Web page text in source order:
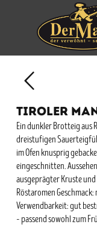
TIROLER
Ein dunkler Brotteig aus
dreistufigen
im Ofen knusprig
eingeschnitten.
ausgeprägter Kruste
Röstaromen
Verwendbarkeit: gut
– passend sowohl zum